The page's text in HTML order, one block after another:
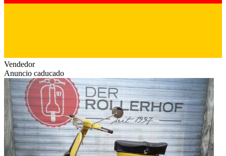
Vendedor
Anuncio caducado